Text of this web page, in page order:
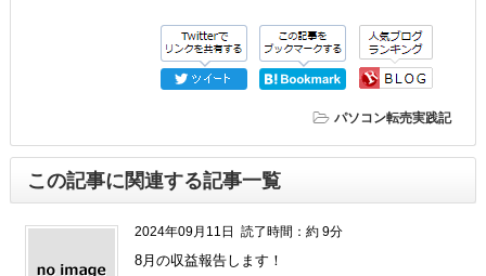
パソコン転売実践記
この記事に関連する記事一覧
2024年09月11日 読了時間：約 9分
8月の収益報告します！